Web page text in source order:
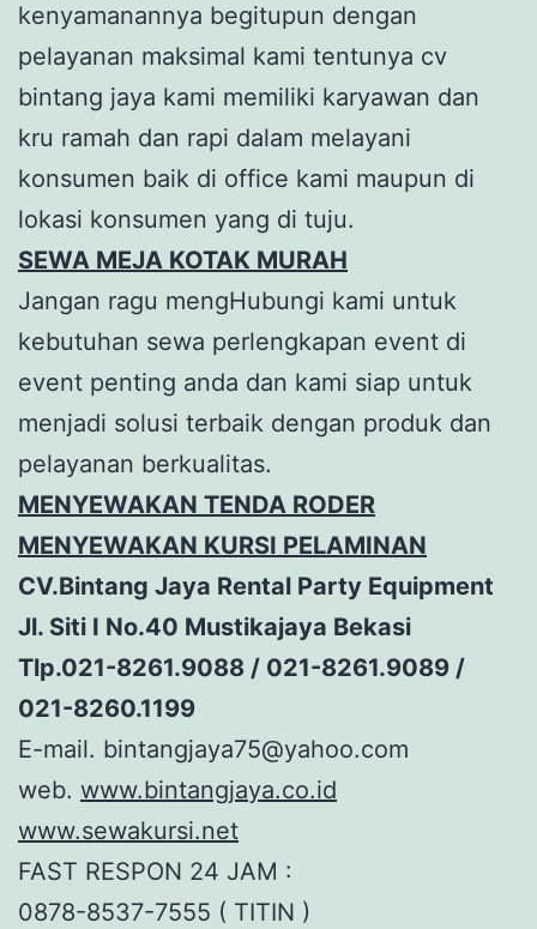
kenyamanannya begitupun dengan
pelayanan maksimal kami tentunya cv
bintang jaya kami memiliki karyawan dan
kru ramah dan rapi dalam melayani
konsumen baik di office kami maupun di
lokasi konsumen yang di tuju.
SEWA MEJA KOTAK MURAH
Jangan ragu mengHubungi kami untuk
kebutuhan sewa perlengkapan event di
event penting anda dan kami siap untuk
menjadi solusi terbaik dengan produk dan
pelayanan berkualitas.
MENYEWAKAN TENDA RODER
MENYEWAKAN KURSI PELAMINAN
CV.Bintang Jaya Rental Party Equipment
Jl. Siti I No.40 Mustikajaya Bekasi
Tlp.021-8261.9088 / 021-8261.9089 /
021-8260.1199
E-mail. bintangjaya75@yahoo.com
web. www.bintangjaya.co.id
www.sewakursi.net
FAST RESPON 24 JAM :
0878-8537-7555 ( TITIN )